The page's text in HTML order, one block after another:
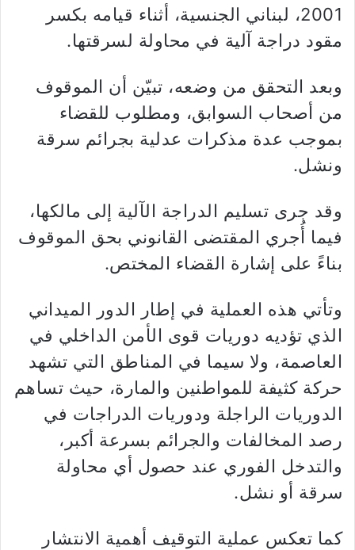
2001، لبناني الجنسية، أثناء قيامه بكسر
مقود دراجة آلية في محاولة لسرقتها.
وبعد التحقق من وضعه، تبيّن أن الموقوف
من أصحاب السوابق، ومطلوب للقضاء
بموجب عدة مذكرات عدلية بجرائم سرقة
ونشل.
وقد جرى تسليم الدراجة الآلية إلى مالكها،
فيما أُجري المقتضى القانوني بحق الموقوف
بناءً على إشارة القضاء المختص.
وتأتي هذه العملية في إطار الدور الميداني
الذي تؤديه دوريات قوى الأمن الداخلي في
العاصمة، ولا سيما في المناطق التي تشهد
حركة كثيفة للمواطنين والمارة، حيث تساهم
الدوريات الراجلة ودوريات الدراجات في
رصد المخالفات والجرائم بسرعة أكبر،
والتدخل الفوري عند حصول أي محاولة
سرقة أو نشل.
كما تعكس عملية التوقيف أهمية الانتشار